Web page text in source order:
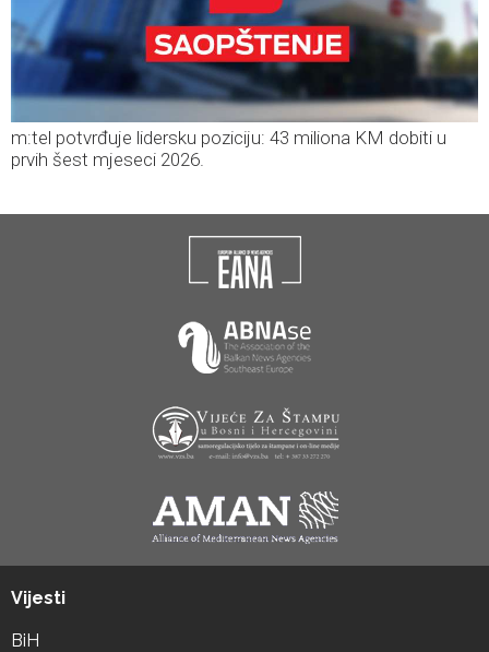
m:tel potvrđuje lidersku poziciju: 43 miliona KM dobiti u
prvih šest mjeseci 2026.
Vijesti
BiH